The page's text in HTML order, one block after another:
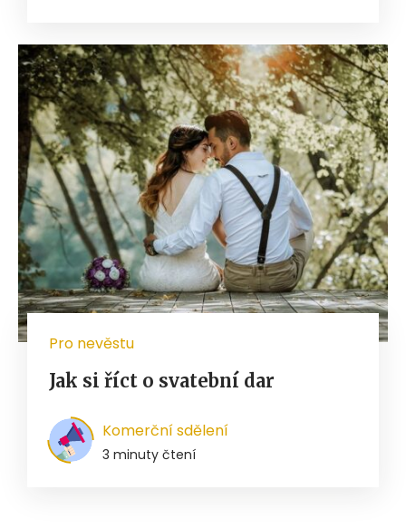
Pro nevěstu
Jak si říct o svatební dar
Komerční sdělení
3 minuty čtení